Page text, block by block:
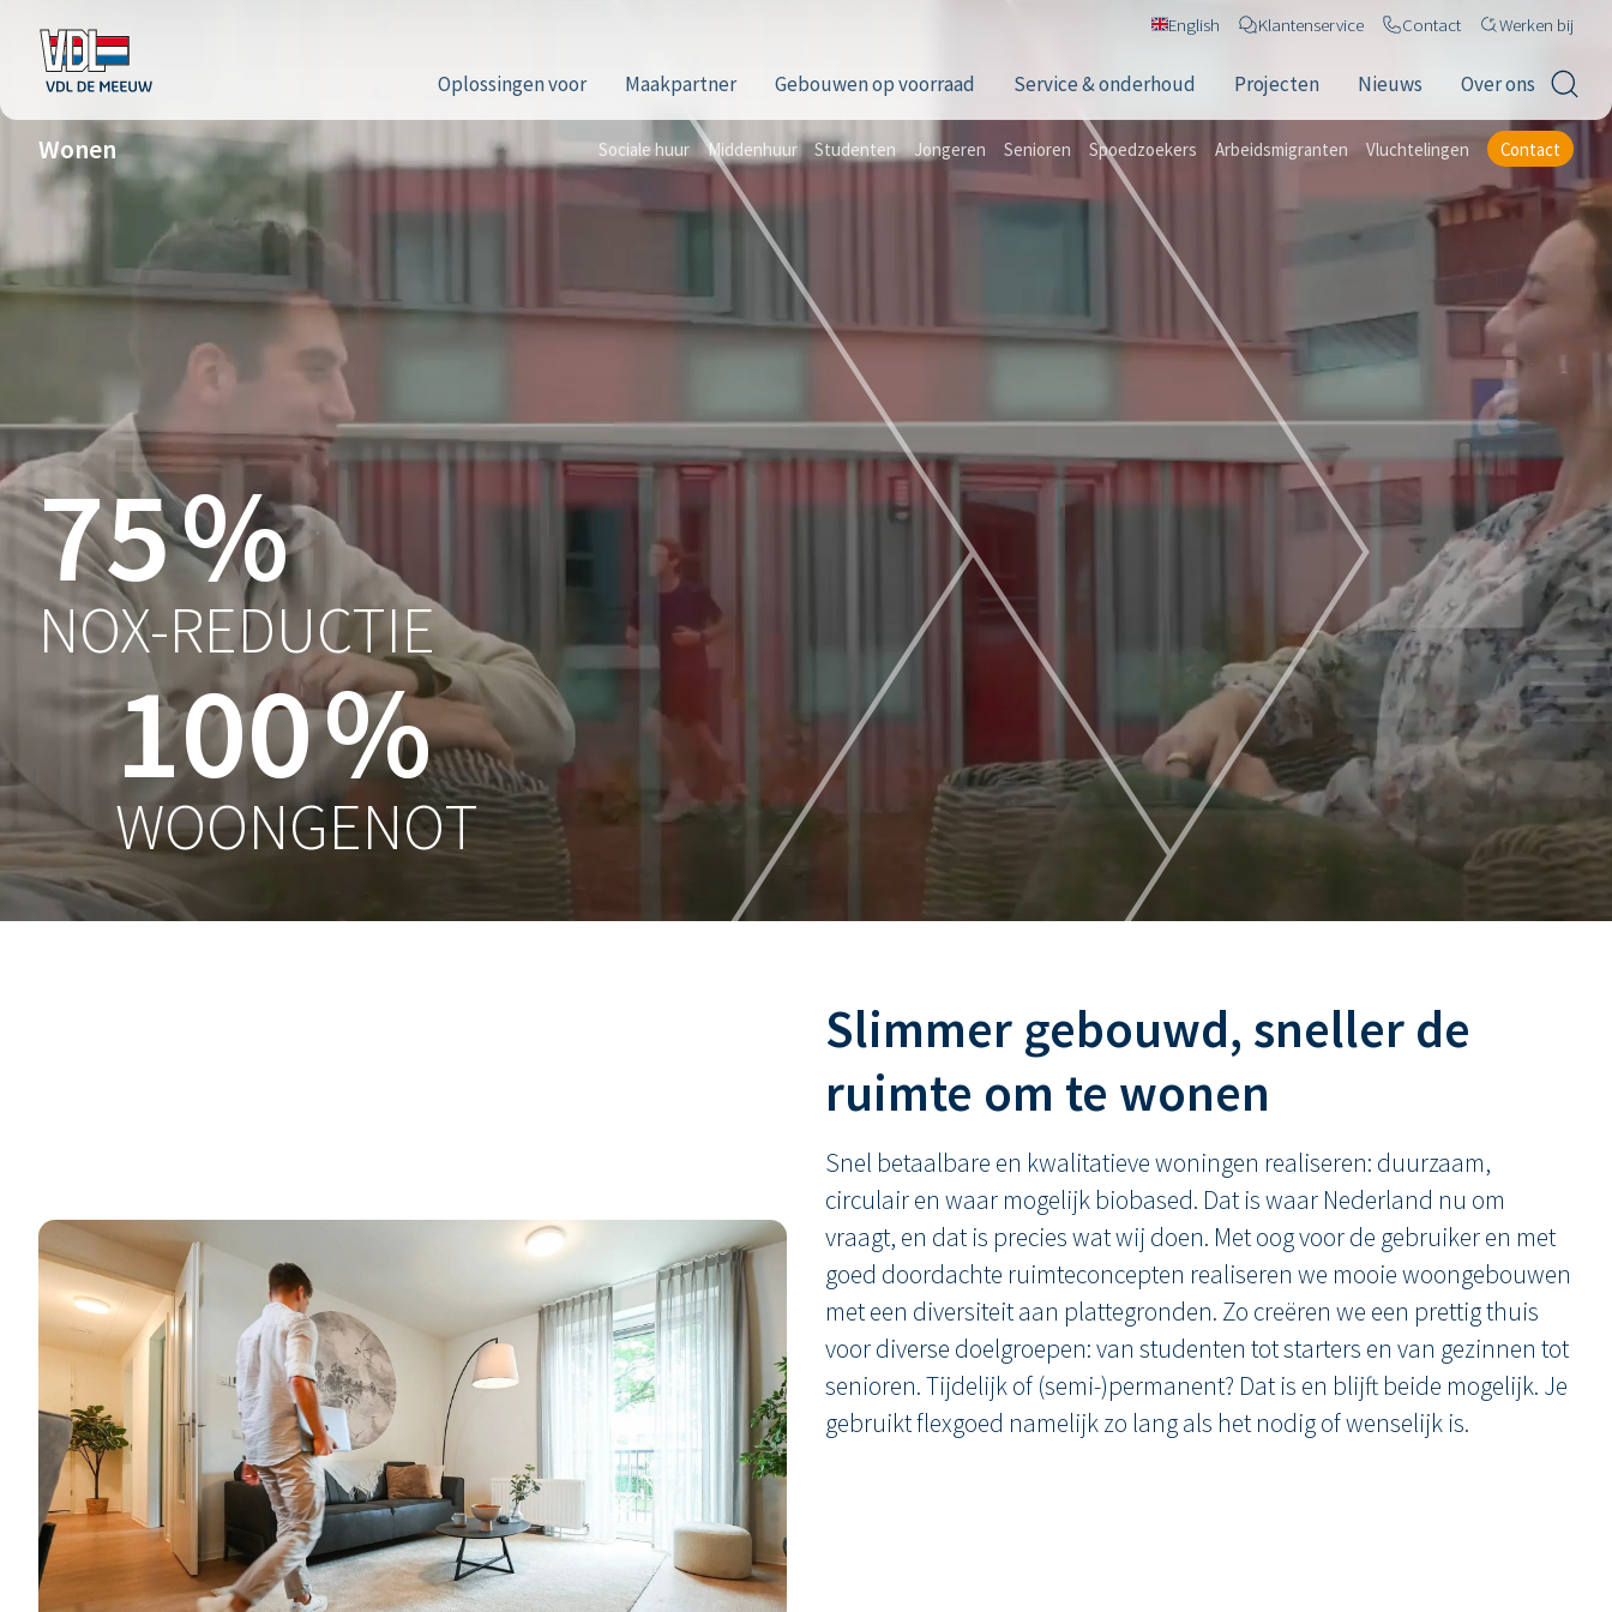
English Klantenservice Contact Werken bij
Oplossingen voor Maakpartner Gebouwen op voorraad Service & onderhoud Projecten Nieuws Over ons
Wonen Sociale huur Middenhuur Studenten Jongeren Senioren Spoedzoekers Arbeidsmigranten Vluchtelingen Contact
75%
NOX-REDUCTIE
100%
WOONGENOT
Slimmer gebouwd, sneller de
ruimte om te wonen
Snel betaalbare en kwalitatieve woningen realiseren: duurzaam,
circulair en waar mogelijk biobased. Dat is waar Nederland nu om
vraagt, en dat is precies wat wij doen. Met oog voor de gebruiker en met
goed doordachte ruimteconcepten realiseren we mooie woongebouwen
met een diversiteit aan plattegronden. Zo creëren we een prettig thuis
voor diverse doelgroepen: van studenten tot starters en van gezinnen tot
senioren. Tijdelijk of (semi-)permanent? Dat is en blijft beide mogelijk. Je
gebruikt flexgoed namelijk zo lang als het nodig of wenselijk is.
Onze projecten ‘WIJK’ in Sneek en Kaatsheuvel